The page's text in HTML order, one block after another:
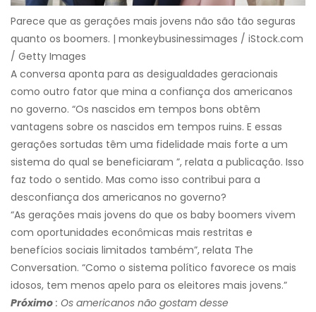
Parece que as gerações mais jovens não são tão seguras
quanto os boomers. | monkeybusinessimages / iStock.com
/ Getty Images
A conversa aponta para as desigualdades geracionais
como outro fator que mina a confiança dos americanos
no governo. “Os nascidos em tempos bons obtêm
vantagens sobre os nascidos em tempos ruins. E essas
gerações sortudas têm uma fidelidade mais forte a um
sistema do qual se beneficiaram ”, relata a publicação. Isso
faz todo o sentido. Mas como isso contribui para a
desconfiança dos americanos no governo?
“As gerações mais jovens do que os baby boomers vivem
com oportunidades econômicas mais restritas e
benefícios sociais limitados também”, relata The
Conversation. “Como o sistema político favorece os mais
idosos, tem menos apelo para os eleitores mais jovens.”
Próximo : Os americanos não gostam desse